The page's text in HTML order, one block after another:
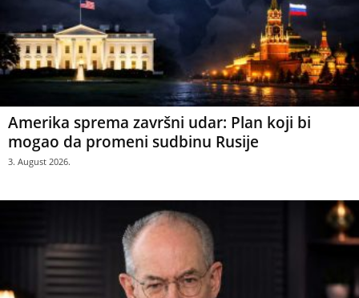
Amerika sprema završni udar: Plan koji bi
mogao da promeni sudbinu Rusije
3. August 2026.